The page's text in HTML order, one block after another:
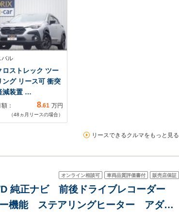
バル
ロストレック ツー
ング リース可 衝突
減装置 …
額： 8.61 万円
（48 ヵ月リースの場合）
リースできるクルマをもっと見る
オンライン相談可 車両品質評価書付 販売店保証
純正ナビ 前後ドライブレコーダー
機能 ステアリングヒーター アダプ